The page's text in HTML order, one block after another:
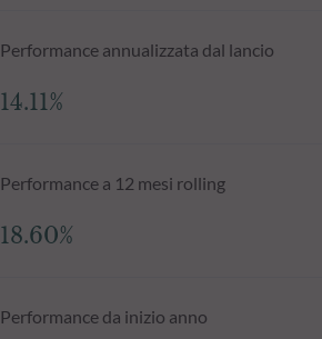
Performance annualizzata dal lancio
14.11%
Performance a 12 mesi rolling
18.60%
Performance da inizio anno